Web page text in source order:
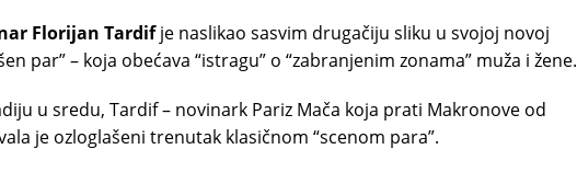
Florijan Tardifje naslikao sasvim drugačiju sliku u svojoj novoj
par” – koja obećava “istragu” o “zabranjenim zonama” muža i žene.
u sredu, Tardif – novinark Pariz Mača koja prati Makronove od
je ozloglašeni trenutak klasičnom “scenom para”.